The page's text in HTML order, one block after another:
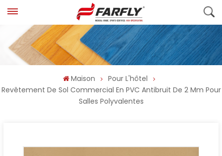
Maison
Pour L'hôtel
Revêtement De Sol Commercial En PVC Antibruit De 2 Mm Pour
Salles Polyvalentes